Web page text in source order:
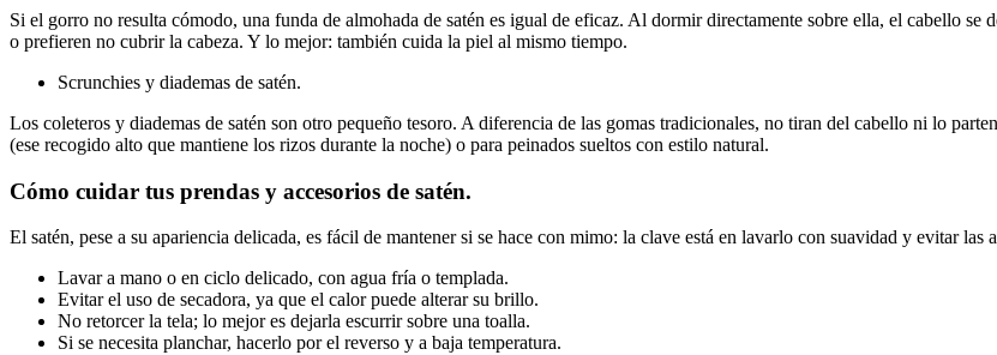
Si el gorro no resulta cómodo, una funda de almohada de satén es igual de eficaz. Al dormir directamente sobre ella, el cabello
o prefieren no cubrir la cabeza. Y lo mejor: también cuida la piel al mismo tiempo.
Scrunchies y diademas de satén.
Los coleteros y diademas de satén son otro pequeño tesoro. A diferencia de las gomas tradicionales, no tiran del cabello ni lo
(ese recogido alto que mantiene los rizos durante la noche) o para peinados sueltos con estilo natural.
Cómo cuidar tus prendas y accesorios de satén.
El satén, pese a su apariencia delicada, es fácil de mantener si se hace con mimo: la clave está en lavarlo con suavidad y evitar las
Lavar a mano o en ciclo delicado, con agua fría o templada.
Evitar el uso de secadora, ya que el calor puede alterar su brillo.
No retorcer la tela; lo mejor es dejarla escurrir sobre una toalla.
Si se necesita planchar, hacerlo por el reverso y a baja temperatura.